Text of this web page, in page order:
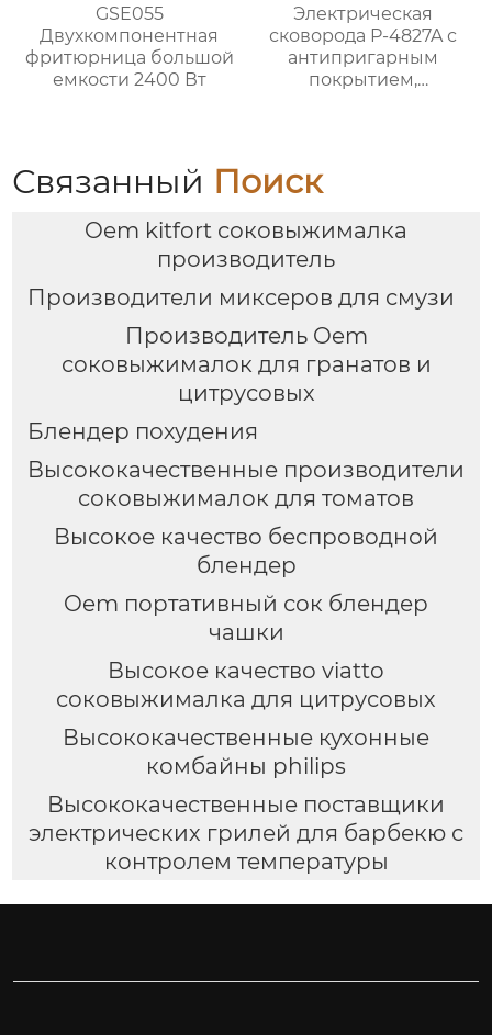
GSE055
Двухкомпонентная
фритюрница большой
емкости 2400 Вт
Электрическая
сковорода P-4827A с
антипригарным
покрытием,
Связанный Поиск
Oem kitfort соковыжималка
производитель
Производители миксеров для смузи
Производитель Oem
соковыжималок для гранатов и
цитрусовых
Блендер похудения
Высококачественные производители
соковыжималок для томатов
Высокое качество беспроводной
блендер
Oem портативный сок блендер
чашки
Высокое качество viatto
соковыжималка для цитрусовых
Высококачественные кухонные
комбайны philips
Высококачественные поставщики
электрических грилей для барбекю с
контролем температуры